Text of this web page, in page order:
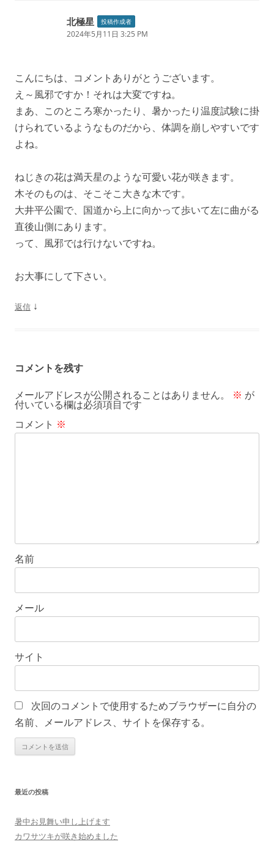
北極星 投稿作成者
2024年5月11日 3:25 PM
こんにちは、コメントありがとうございます。
え～風邪ですか！それは大変ですね。
まあ、このところ寒かったり、暑かったり温度試験に掛
けられているようなものだから、体調を崩しやすいです
よね。
ねじきの花は満天星のような可愛い花が咲きます。
木そのものは、そこそこ大きな木です。
大井平公園で、国道から上に向かって歩いて左に曲がる
直後山側にあります。
って、風邪では行けないですね。
お大事にして下さい。
返信 ↓
コメントを残す
メールアドレスが公開されることはありません。
※ が
付いている欄は必須項目です
コメント ※
名前
メール
サイト
次回のコメントで使用するためブラウザーに自分の
名前、メールアドレス、サイトを保存する。
最近の投稿
暑中お見舞い申し上げます
カワサツキが咲き始めました